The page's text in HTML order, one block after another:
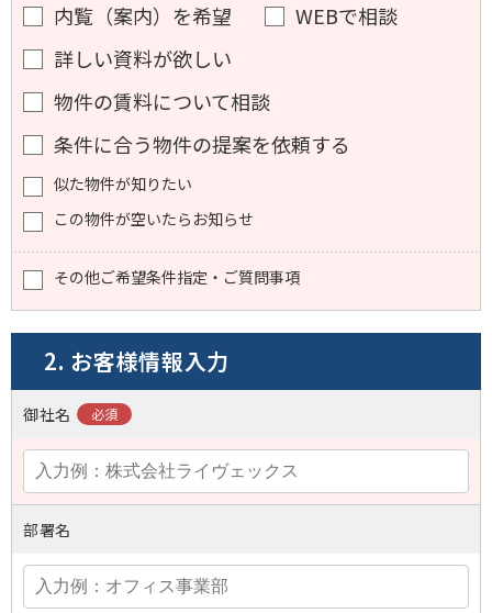
内覧（案内）を希望
WEBで相談
詳しい資料が欲しい
物件の賃料について相談
条件に合う物件の提案を依頼する
似た物件が知りたい
この物件が空いたらお知らせ
その他ご希望条件指定・ご質問事項
2. お客様情報入力
御社名
部署名